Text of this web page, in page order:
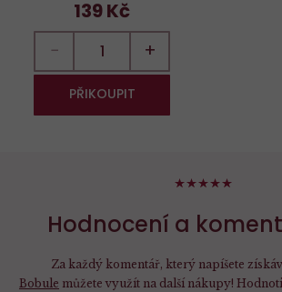
139 Kč
− +
PŘIKOUPIT
Hodnocení a
100%
Za každý komentář, který napíšete
Bobule můžete využít na další nákupy!